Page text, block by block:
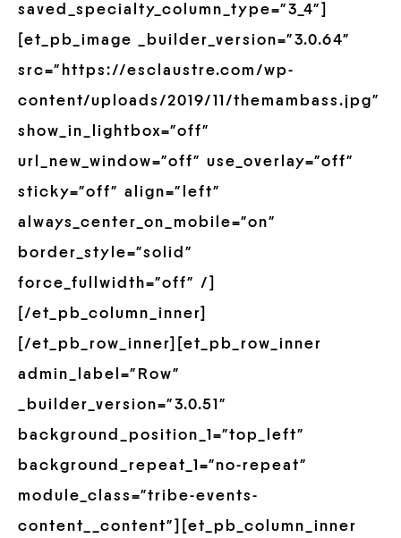
saved_specialty_column_type=”3_4″]
[et_pb_image _builder_version=”3.0.64″
src=”https://esclaustre.com/wp-
content/uploads/2019/11/themambass.jpg”
show_in_lightbox=”off”
url_new_window=”off” use_overlay=”off”
sticky=”off” align=”left”
always_center_on_mobile=”on”
border_style=”solid”
force_fullwidth=”off” /]
[/et_pb_column_inner]
[/et_pb_row_inner][et_pb_row_inner
admin_label=”Row”
_builder_version=”3.0.51″
background_position_1=”top_left”
background_repeat_1=”no-repeat”
module_class=”tribe-events-
content__content”][et_pb_column_inner